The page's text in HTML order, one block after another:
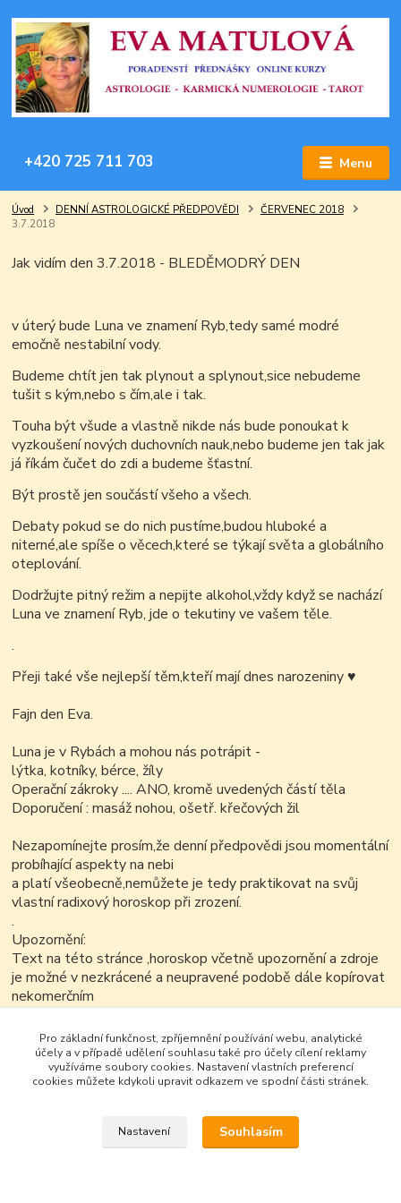
Menu
+420 725 711 703
Úvod DENNÍ ASTROLOGICKÉ PŘEDPOVĚDI
ČERVENEC 2018
3.7.2018
Jak vidím den 3.7.2018 - BLEDĚMODRÝ DEN
v úterý bude Luna ve znamení Ryb,tedy samé modré
emočně nestabilní vody.
Budeme chtít jen tak plynout a splynout,sice nebudeme
tušit s kým,nebo s čím,ale i tak.
Touha být všude a vlastně nikde nás bude ponoukat k
vyzkoušení nových duchovních nauk,nebo budeme jen tak jak
já říkám čučet do zdi a budeme šťastní.
Být prostě jen součástí všeho a všech.
Debaty pokud se do nich pustíme,budou hluboké a
niterné,ale spíše o věcech,které se týkají světa a globálního
oteplování.
Dodržujte pitný režim a nepijte alkohol,vždy když se nachází
Luna ve znamení Ryb, jde o tekutiny ve vašem těle.
.
Přeji také vše nejlepší těm,kteří mají dnes narozeniny♥
Fajn den Eva.
Luna je v Rybách a mohou nás potrápit -
lýtka, kotníky, bérce, žíly
Operační zákroky .... ANO, kromě uvedených částí těla
Doporučení : masáž nohou, ošetř. křečových žil
Nezapomínejte prosím,že denní předpovědi jsou momentální
probíhající aspekty na nebi
a platí všeobecně,nemůžete je tedy praktikovat na svůj
vlastní radixový horoskop při zrození.
.
Upozornění:
Text na této stránce ,horoskop včetně upozornění a zdroje
je možné v nezkrácené a neupravené podobě dále kopírovat
nekomerčním
Pro základní funkčnost, zpříjemnění používání webu, analytické
účely a v případě udělení souhlasu také pro účely cílení reklamy
využíváme soubory cookies. Nastavení vlastních preferencí
cookies můžete kdykoli upravit odkazem ve spodní části stránek.
Nastavení Souhlasím